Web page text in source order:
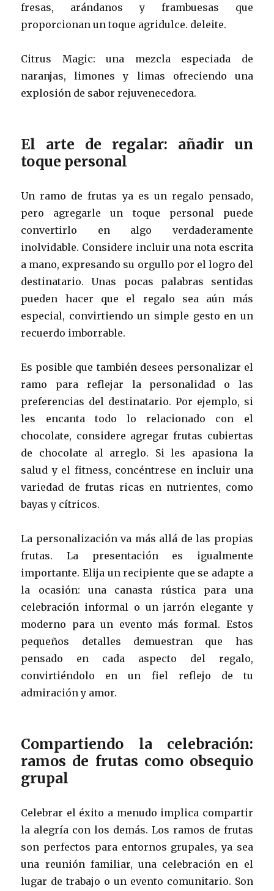
fresas, arándanos y frambuesas que
proporcionan un toque agridulce. deleite.
Citrus Magic: una mezcla especiada de
naranjas, limones y limas ofreciendo una
explosión de sabor rejuvenecedora.
El arte de regalar: añadir un
toque personal
Un ramo de frutas ya es un regalo pensado,
pero agregarle un toque personal puede
convertirlo en algo verdaderamente
inolvidable. Considere incluir una nota escrita
a mano, expresando su orgullo por el logro del
destinatario. Unas pocas palabras sentidas
pueden hacer que el regalo sea aún más
especial, convirtiendo un simple gesto en un
recuerdo imborrable.
Es posible que también desees personalizar el
ramo para reflejar la personalidad o las
preferencias del destinatario. Por ejemplo, si
les encanta todo lo relacionado con el
chocolate, considere agregar frutas cubiertas
de chocolate al arreglo. Si les apasiona la
salud y el fitness, concéntrese en incluir una
variedad de frutas ricas en nutrientes, como
bayas y cítricos.
La personalización va más allá de las propias
frutas. La presentación es igualmente
importante. Elija un recipiente que se adapte a
la ocasión: una canasta rústica para una
celebración informal o un jarrón elegante y
moderno para un evento más formal. Estos
pequeños detalles demuestran que has
pensado en cada aspecto del regalo,
convirtiéndolo en un fiel reflejo de tu
admiración y amor.
Compartiendo la celebración:
ramos de frutas como obsequio
grupal
Celebrar el éxito a menudo implica compartir
la alegría con los demás. Los ramos de frutas
son perfectos para entornos grupales, ya sea
una reunión familiar, una celebración en el
lugar de trabajo o un evento comunitario. Son